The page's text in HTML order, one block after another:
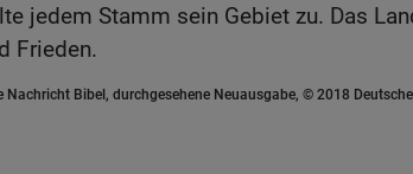
jedem Stamm sein Gebiet zu. Das
Frieden.
Nachricht Bibel, durchgesehene Neuausgabe, © 2018